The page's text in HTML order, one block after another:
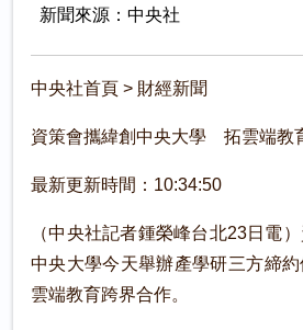
新聞來源：中央社
中央社首頁 > 財經新聞
資策會攜緯創中央大學 拓雲端教
最新更新時間：10:34:50
（中央社記者鍾榮峰台北23日電
中央大學今天舉辦產學研三方締
雲端教育跨界合作。